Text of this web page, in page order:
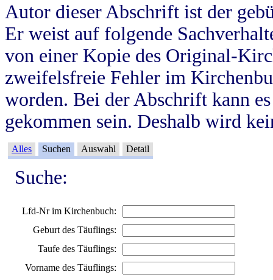
Autor dieser Abschrift ist der
Er weist auf folgende
von einer Kopie des Original-
zweifelsfreie Fehler im
worden. Bei der Abschrift kann
gekommen sein. Deshalb wird
Alles Suchen Auswahl Detail
Suche:
Lfd-Nr im Kirchenbuch:
Geburt des Täuflings:
Taufe des Täuflings:
Vorname des Täuflings: